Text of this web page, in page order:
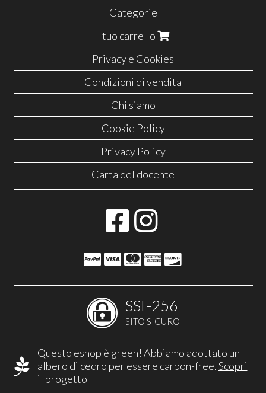
Categorie
Il tuo carrello
Privacy e Cookies
Condizioni di vendita
Chi siamo
Cookie Policy
Privacy Policy
Carta del docente
SSL-256
SITO SICURO
Questo eshop è green! Abbiamo adottato un
albero di cedro per essere carbon-free.Scopri
il progetto